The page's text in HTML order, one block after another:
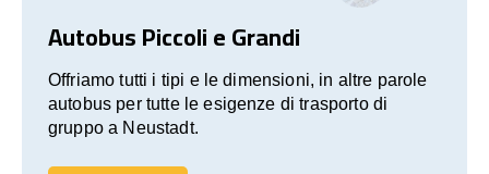
Autobus Piccoli e Grandi
Offriamo tutti i tipi e le dimensioni, in altre parole
autobus per tutte le esigenze di trasporto di
gruppo a Neustadt.